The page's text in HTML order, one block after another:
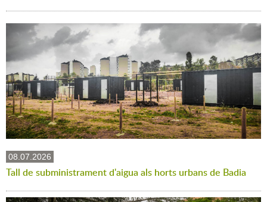
08.07.2026
Tall de subministrament d'aigua als horts urbans de Badia